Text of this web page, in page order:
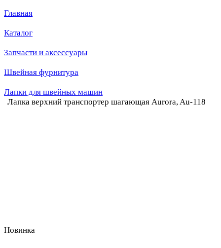
Главная
Каталог
Запчасти и аксессуары
Швейная фурнитура
Лапки для швейных машин
Лапка верхний транспортер шагающая Aurora, Au-118
Новинка